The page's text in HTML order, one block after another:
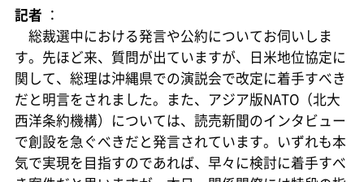
記者 ：
総裁選中における発言や公約についてお伺いしま
す。先ほど来、質問が出ていますが、日米地位協定に
関して、総理は沖縄県での演説会で改定に着手すべき
だと明言をされました。また、アジア版NATO（北大
西洋条約機構）については、読売新聞のインタビュー
で創設を急ぐべきだと発言されています。いずれも本
気で実現を目指すのであれば、早々に検討に着手すべ